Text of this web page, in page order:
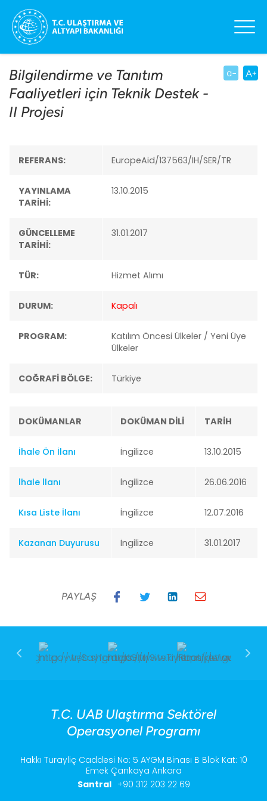
Bilgilendirme ve Tanıtım
Faaliyetleri için Teknik Destek -
II Projesi
REFERANS: EuropeAid/137563/IH/SER/TR
YAYINLAMA
TARİHİ:
13.10.2015
GÜNCELLEME
TARİHİ:
31.01.2017
TÜR: Hizmet Alımı
DURUM: Kapalı
PROGRAM:
Katılım Öncesi Ülkeler / Yeni Üye
Ülkeler
COĞRAFİ BÖLGE: Türkiye
DOKÜMANLAR DOKÜMAN DİLİ TARİH
İhale Ön İlanı İngilizce 13.10.2015
İhale İlanı İngilizce 26.06.2016
Kısa Liste İlanı İngilizce 12.07.2016
Kazanan Duyurusu İngilizce 31.01.2017
PAYLAŞ
T.C. UAB Ulaştırma Sektörel
Operasyonel Programı
Hakkı Turayliç Caddesi No: 5 AYGM Binası B Blok Kat: 10
Emek Çankaya Ankara
Santral +90 312 203 22 69